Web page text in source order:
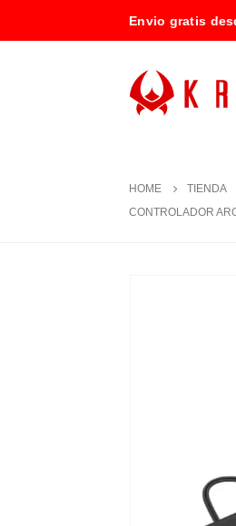
Envio gratis
HOME
TIENDA
CONTROLADOR